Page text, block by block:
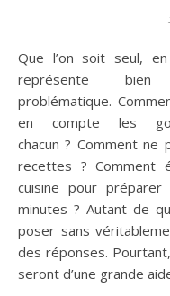
Que l’on soit seul, en couple ou en famille, la cuisine
représente
problématique.
en compte les
chacun ? Comment
recettes ? Comment
cuisine pour
minutes ? Autant de
poser sans
des réponses.
seront d’une grande